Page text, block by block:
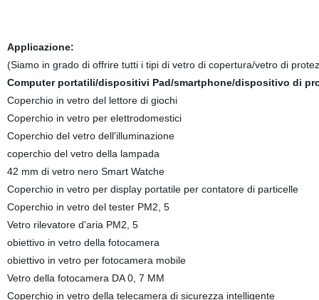
Applicazione:
(Siamo in grado di offrire tutti i tipi di vetro di copertura/vetro di
Computer portatili/dispositivi Pad/smartphone/dispositivo di
Coperchio in vetro del lettore di giochi
Coperchio in vetro per elettrodomestici
Coperchio del vetro dell'illuminazione
coperchio del vetro della lampada
42 mm di vetro nero Smart Watche
Coperchio in vetro per display portatile per contatore di particelle
Coperchio in vetro del tester PM2, 5
Vetro rilevatore d'aria PM2, 5
obiettivo in vetro della fotocamera
obiettivo in vetro per fotocamera mobile
Vetro della fotocamera DA 0, 7 MM
Coperchio in vetro della telecamera di sicurezza intelligente